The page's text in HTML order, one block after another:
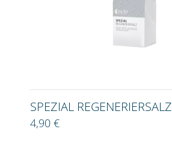
SPEZIAL REGENERIERSALZ
4,90 €